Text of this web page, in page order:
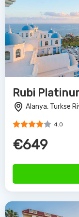
Rubi
Alanya, Turkse
4.0
€649